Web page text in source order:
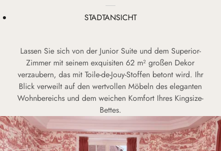
STADTANSICHT
Lassen Sie sich von der Junior Suite und dem Superior-
Zimmer mit seinem exquisiten 62 m² großen Dekor
verzaubern, das mit Toile-de-Jouy-Stoffen betont wird. Ihr
Blick verweilt auf den wertvollen Möbeln des eleganten
Wohnbereichs und dem weichen Komfort Ihres Kingsize-
Bettes.